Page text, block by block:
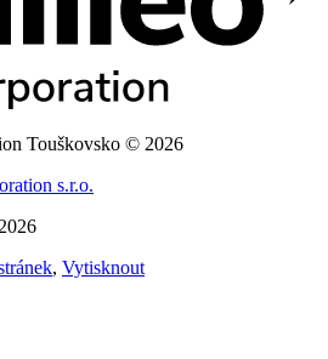
Touškovsko © 2026
s.r.o.
, Vytisknout